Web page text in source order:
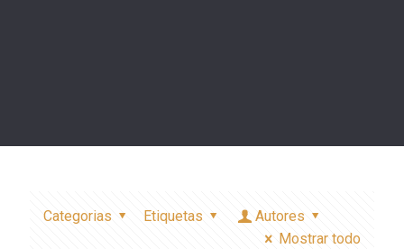
Categorias Etiquetas
Autores
Mostrar todo